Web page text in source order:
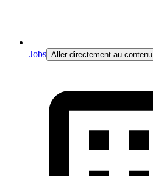
Jobs Aller directement au contenu